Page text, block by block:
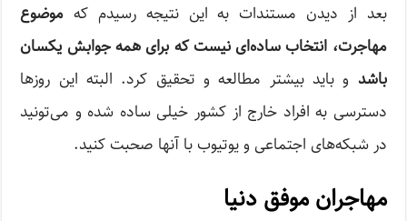
بعد از دیدن مستندات به این نتیجه رسیدم که موضوع
مهاجرت، انتخاب ساده‌ای نیست که برای همه جوابش یکسان
باشد و باید بیشتر مطالعه و تحقیق کرد. البته این‌ روزها
دسترسی به افراد خارج از کشور خیلی ساده شده و می‌تونید
در شبکه‌های اجتماعی و یوتیوب با آنها صحبت کنید.
مهاجران موفق دنیا